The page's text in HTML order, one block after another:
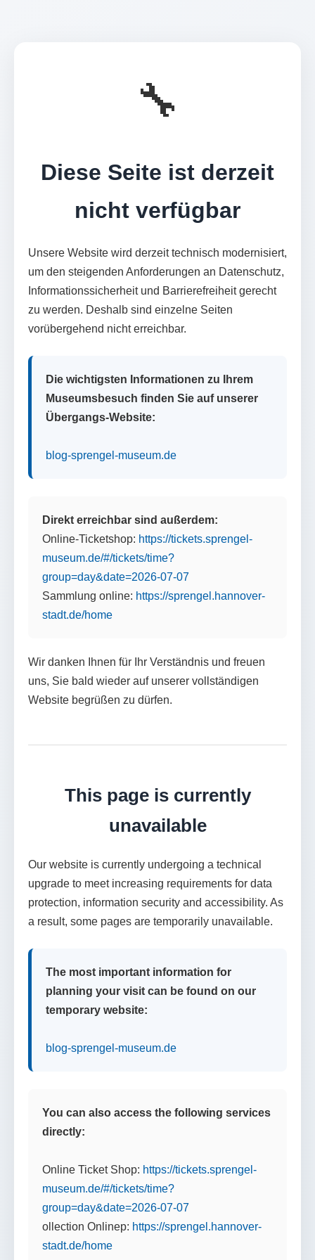
🔧
Diese Seite ist derzeit
nicht verfügbar
Unsere Website wird derzeit technisch modernisiert,
um den steigenden Anforderungen an Datenschutz,
Informationssicherheit und Barrierefreiheit gerecht
zu werden. Deshalb sind einzelne Seiten
vorübergehend nicht erreichbar.
Die wichtigsten Informationen zu Ihrem
Museumsbesuch finden Sie auf unserer
Übergangs-Website:
blog-sprengel-museum.de
Direkt erreichbar sind außerdem:
Online-Ticketshop: https://tickets.sprengel-
museum.de/#/tickets/time?
group=day&date=2026-07-07
Sammlung online: https://sprengel.hannover-
stadt.de/home
Wir danken Ihnen für Ihr Verständnis und freuen
uns, Sie bald wieder auf unserer vollständigen
Website begrüßen zu dürfen.
This page is currently
unavailable
Our website is currently undergoing a technical
upgrade to meet increasing requirements for data
protection, information security and accessibility. As
a result, some pages are temporarily unavailable.
The most important information for
planning your visit can be found on our
temporary website:
blog-sprengel-museum.de
You can also access the following services
directly:
Online Ticket Shop: https://tickets.sprengel-
museum.de/#/tickets/time?
group=day&date=2026-07-07
ollection Onlinep: https://sprengel.hannover-
stadt.de/home